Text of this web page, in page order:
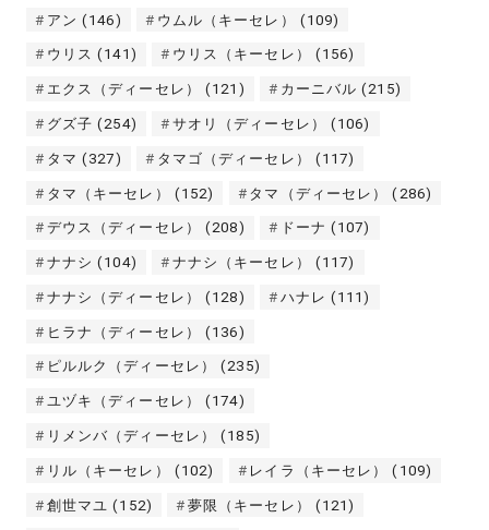
アン (146) ウムル（キーセレ） (109)
ウリス (141) ウリス（キーセレ） (156)
エクス（ディーセレ） (121) カーニバル (215)
グズ子 (254) サオリ（ディーセレ） (106)
タマ (327) タマゴ（ディーセレ） (117)
タマ（キーセレ） (152) タマ（ディーセレ） (286)
デウス（ディーセレ） (208) ドーナ (107)
ナナシ (104) ナナシ（キーセレ） (117)
ナナシ（ディーセレ） (128) ハナレ (111)
ヒラナ（ディーセレ） (136)
ピルルク（ディーセレ） (235)
ユヅキ（ディーセレ） (174)
リメンバ（ディーセレ） (185)
リル（キーセレ） (102) レイラ（キーセレ） (109)
創世マユ (152) 夢限（キーセレ） (121)